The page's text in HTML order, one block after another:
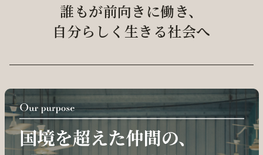
誰もが前向きに働き、
自分らしく生きる社会へ